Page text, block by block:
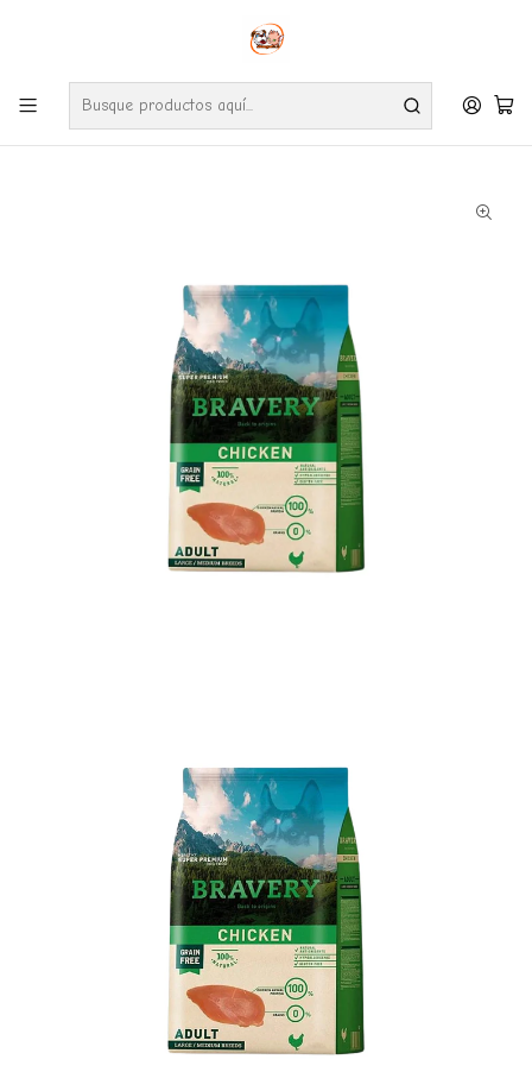
Envíos gratuitos por compras desde $24.990 en la RM (Comunas informadas
Ve nuestras zonas de cobertura diaria.
Inicio Perros
Bravery Chicken Perro adulto Medium/Large 12 Kg